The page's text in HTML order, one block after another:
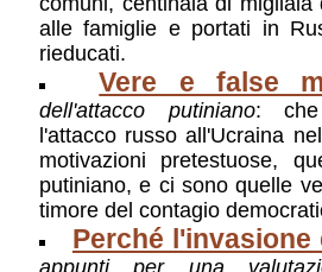
fronte ucraino? La
«Custodisci il tuo
a monsignor Borys
ucraino: Una toccante
vescovo che ben
ucraina, anche nella
giudizio chiaro, alla luce
Il regime, la follia,
futuro. ,Conversazione
Anna Zafesova:
una giornalista e
alle famiglie e portati in
rieducati.
Vere e false
dell'attacco putiniano: che
l'attacco russo all'Ucraina
motivazioni pretestuose,
putiniano, e ci sono quelle
timore del contagio
Perché l'invasione